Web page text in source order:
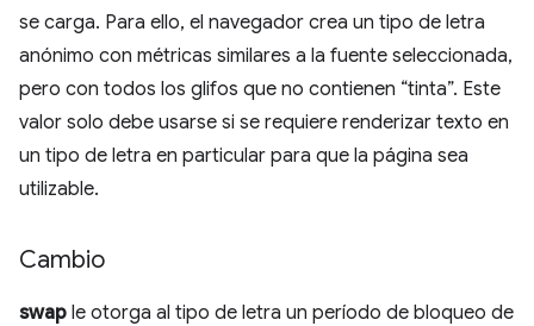
se carga. Para ello, el navegador crea un tipo de letra
anónimo con métricas similares a la fuente seleccionada,
pero con todos los glifos que no contienen “tinta”. Este
valor solo debe usarse si se requiere renderizar texto en
un tipo de letra en particular para que la página sea
utilizable.
Cambio
swap le otorga al tipo de letra un período de bloqueo de